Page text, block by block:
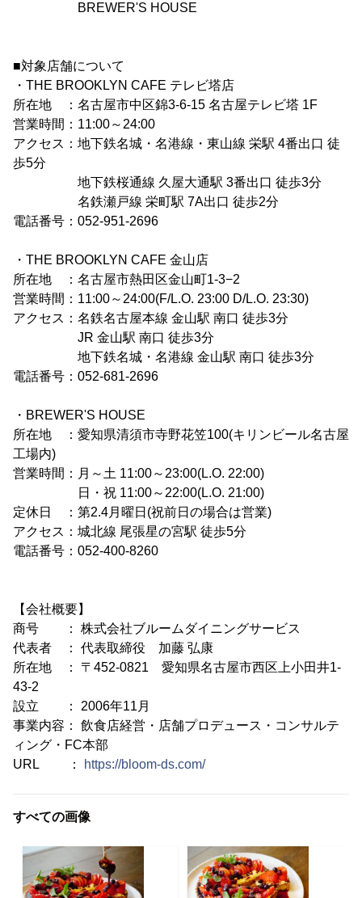
BREWER'S HOUSE
■対象店舗について
・THE BROOKLYN CAFE テレビ塔店
所在地 ：名古屋市中区錦3-6-15 名古屋テレビ塔 1F
営業時間：11:00～24:00
アクセス：地下鉄名城・名港線・東山線 栄駅 4番出口 徒
歩5分
地下鉄桜通線 久屋大通駅 3番出口 徒歩3分
名鉄瀬戸線 栄町駅 7A出口 徒歩2分
電話番号：052-951-2696
・THE BROOKLYN CAFE 金山店
所在地 ：名古屋市熱田区金山町1-3−2
営業時間：11:00～24:00(F/L.O. 23:00 D/L.O. 23:30)
アクセス：名鉄名古屋本線 金山駅 南口 徒歩3分
JR 金山駅 南口 徒歩3分
地下鉄名城・名港線 金山駅 南口 徒歩3分
電話番号：052-681-2696
・BREWER'S HOUSE
所在地 ：愛知県清須市寺野花笠100(キリンビール名古屋
工場内)
営業時間：月～土 11:00～23:00(L.O. 22:00)
日・祝 11:00～22:00(L.O. 21:00)
定休日 ：第2.4月曜日(祝前日の場合は営業)
アクセス：城北線 尾張星の宮駅 徒歩5分
電話番号：052-400-8260
【会社概要】
商号 ： 株式会社ブルームダイニングサービス
代表者 ： 代表取締役 加藤 弘康
所在地 ： 〒452-0821 愛知県名古屋市西区上小田井1-
43-2
設立 ： 2006年11月
事業内容： 飲食店経営・店舗プロデュース・コンサルテ
ィング・FC本部
URL ：
https://bloom-ds.com/
すべての画像